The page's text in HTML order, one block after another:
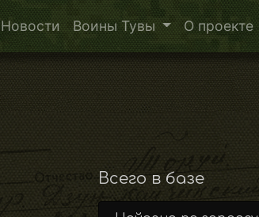
Новости Воины Тувы О проекте
Всего в базе